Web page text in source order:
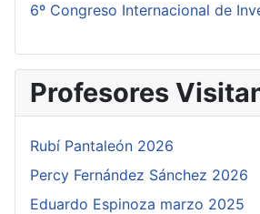
6º Congreso Internacional de
Profesores
Rubí Pantaleón 2026
Percy Fernández Sánchez 2026
Eduardo Espinoza marzo 2025